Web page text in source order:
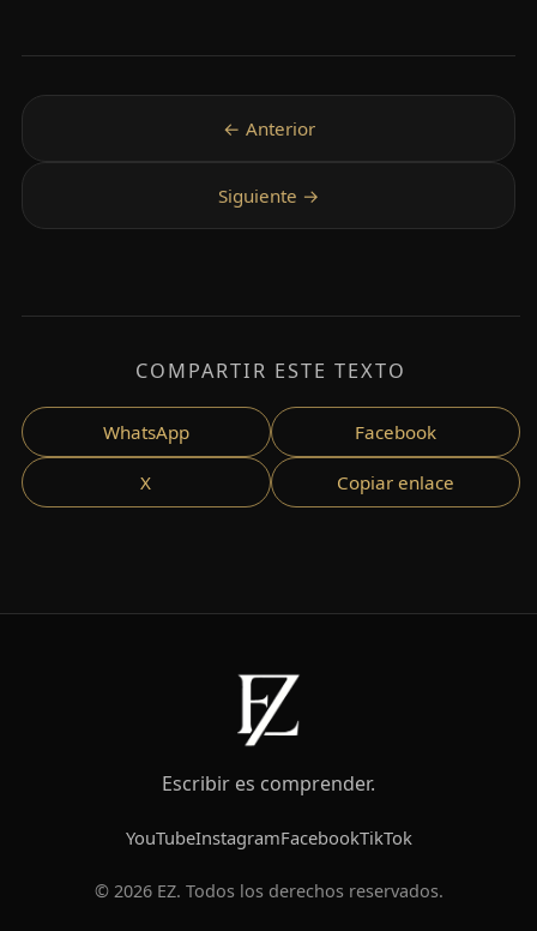
COMPARTIR ESTE TEXTO
WhatsApp Facebook
X Copiar enlace
Escribir es comprender.
YouTubeInstagramFacebookTikTok
© 2026 EZ. Todos los derechos reservados.